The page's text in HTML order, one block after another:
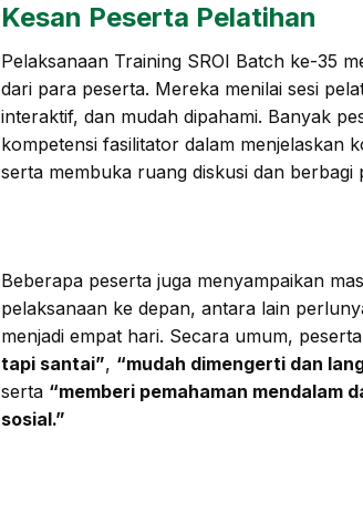
Kesan Peserta Pelatihan
Pelaksanaan Training SROI Batch ke-35
dari para peserta. Mereka menilai sesi
interaktif, dan mudah dipahami. Banyak
kompetensi fasilitator dalam menjelaskan
serta membuka ruang diskusi dan berbagi
Beberapa peserta juga menyampaikan
pelaksanaan ke depan, antara lain
menjadi empat hari. Secara umum,
tapi santai”, “mudah dimengerti dan
serta “memberi pemahaman mendalam
sosial.”